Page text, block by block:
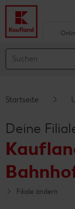
Hauptinhalt
Startseite
Deine
Filiale ändern